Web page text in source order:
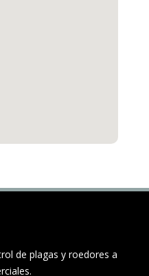
de plagas y roedores a